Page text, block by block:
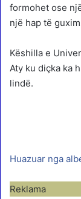
formohet ose
një hap të
Këshilla e
Aty ku diçka ka
lindë.
Huazuar nga
Reklama